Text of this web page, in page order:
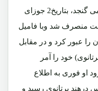
متعدد که ذکرش دراین مختصر نمی گنجد، بتاریخ2 جوزای
سلطنت منصرف شد وبا فامیل
را عبور کرد و در مقابل
خود را آمر
او فوری به اطلاع
درهند برتانوی رسید و